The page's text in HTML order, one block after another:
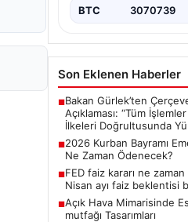
BTC 3070739
Son Eklenen Haberler
■Bakan Gürlek’ten
Açıklaması: “Tüm
İlkeleri Doğrultusunda
■2026 Kurban Bayramı
Ne Zaman Ödenecek?
■FED faiz kararı ne zaman
Nisan ayı faiz beklentisi
■Açık Hava Mimarisinde
mutfağı Tasarımları